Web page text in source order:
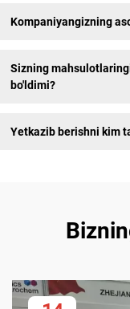
Kompaniyangizning
Sizning
bo'ldimi?
Yetkazib berishni kim